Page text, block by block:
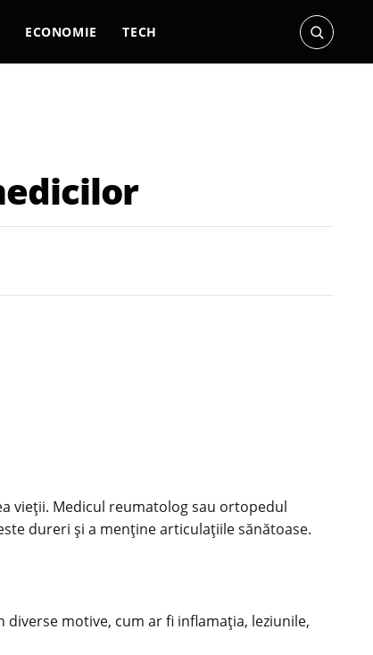
ECONOMIE TECH
vieții. Medicul reumatolog sau ortopedul
dureri și a menține articulațiile sănătoase.
motive, cum ar fi inflamația, leziunile,